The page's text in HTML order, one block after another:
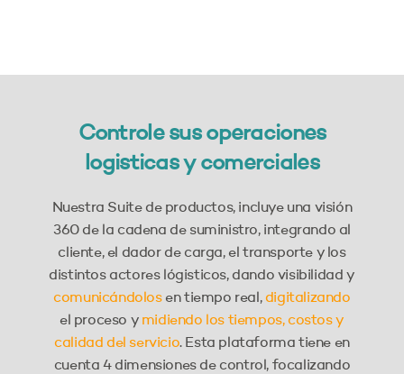
Controle sus operaciones
logisticas y comerciales
Nuestra Suite de productos, incluye una visión
360 de la cadena de suministro, integrando al
cliente, el dador de carga, el transporte y los
distintos actores lógisticos, dando visibilidad y
comunicándolosen tiempo real,digitalizando
el proceso y midiendo los tiempos, costos y
calidad del servicio. Esta plataforma tiene en
cuenta 4 dimensiones de control, focalizando